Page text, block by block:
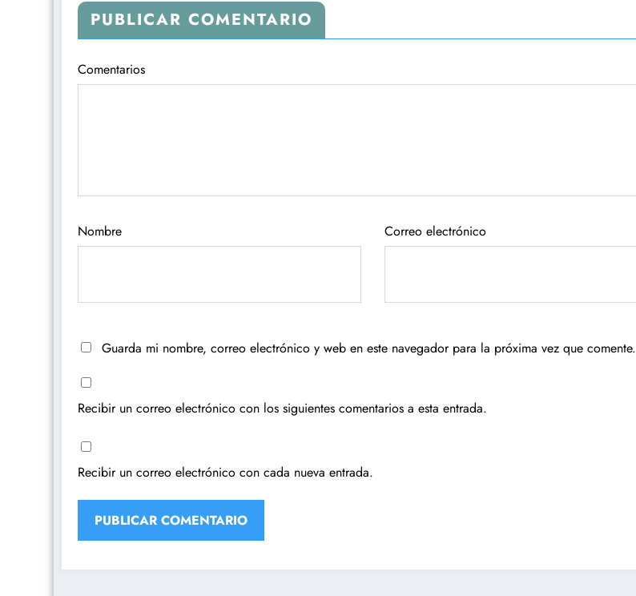
PUBLICAR COMENTARIO
Comentarios
Nombre Correo electrónico
Guarda mi nombre, correo electrónico y web en este navegador para la próxima vez que comente.
Recibir un correo electrónico con los siguientes comentarios a esta entrada.
Recibir un correo electrónico con cada nueva entrada.